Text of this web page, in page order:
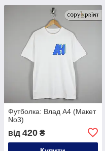
Футболка: Влад А4 (Макет
No3)
від 420 ₴